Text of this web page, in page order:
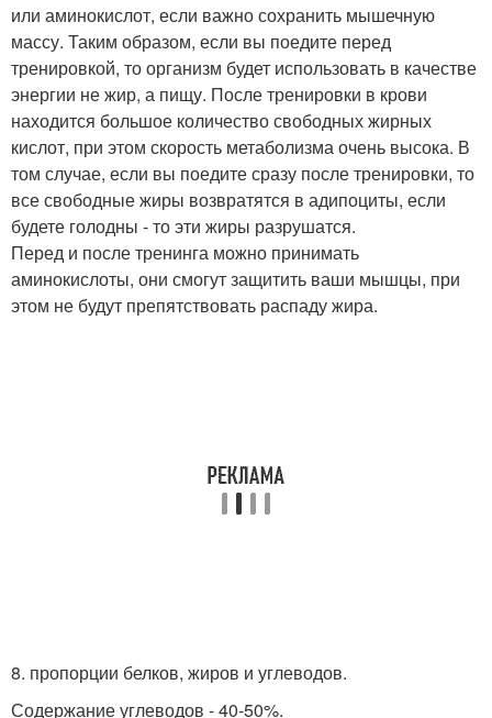
или аминокислот, если важно сохранить мышечную
массу. Таким образом, если вы поедите перед
тренировкой, то организм будет использовать в качестве
энергии не жир, а пищу. После тренировки в крови
находится большое количество свободных жирных
кислот, при этом скорость метаболизма очень высока. В
том случае, если вы поедите сразу после тренировки, то
все свободные жиры возвратятся в адипоциты, если
будете голодны - то эти жиры разрушатся.
Перед и после тренинга можно принимать
аминокислоты, они смогут защитить ваши мышцы, при
этом не будут препятствовать распаду жира.
8. пропорции белков, жиров и углеводов.
Содержание углеводов - 40-50%.